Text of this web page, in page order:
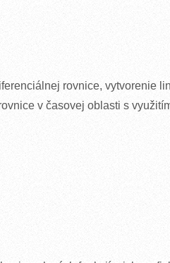
rovnice, vytvorenie
v časovej oblasti s